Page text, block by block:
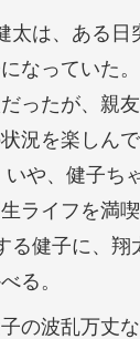
太は、ある日
なっていた
ったが、親
況を楽しん
いや、健子ち
ライフを満
る健子に、翔
る。
の波乱万丈